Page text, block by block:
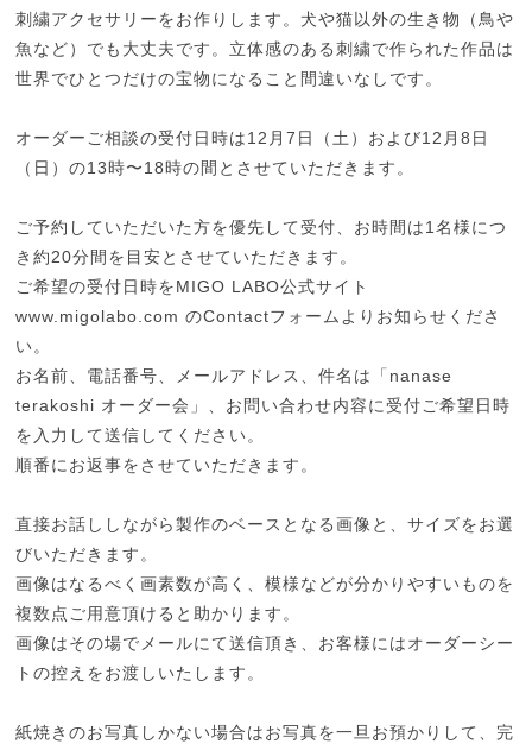
刺繍アクセサリーをお作りします。犬や猫以外の生き物（鳥や
魚など）でも大丈夫です。立体感のある刺繍で作られた作品は
世界でひとつだけの宝物になること間違いなしです。
オーダーご相談の受付日時は12月7日（土）および12月8日
（日）の13時〜18時の間とさせていただきます。
ご予約していただいた方を優先して受付、お時間は1名様につ
き約20分間を目安とさせていただきます。
ご希望の受付日時をMIGO LABO公式サイト
www.migolabo.com のContactフォームよりお知らせくださ
い。
お名前、電話番号、メールアドレス、件名は「nanase
terakoshi オーダー会」、お問い合わせ内容に受付ご希望日時
を入力して送信してください。
順番にお返事をさせていただきます。
直接お話ししながら製作のベースとなる画像と、サイズをお選
びいただきます。
画像はなるべく画素数が高く、模様などが分かりやすいものを
複数点ご用意頂けると助かります。
画像はその場でメールにて送信頂き、お客様にはオーダーシー
トの控えをお渡しいたします。
紙焼きのお写真しかない場合はお写真を一旦お預かりして、完